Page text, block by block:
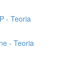
- Teoria
- Teoria